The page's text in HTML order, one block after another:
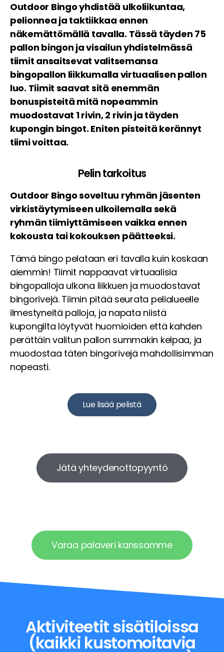
Outdoor Bingo yhdistää ulkoliikuntaa,
pelionnea ja taktiikkaa ennen
näkemättömällä tavalla. Tässä täyden 75
pallon bingon ja visailun yhdistelmässä
tiimit ansaitsevat valitsemansa
bingopallon liikkumalla virtuaalisen pallon
luo. Tiimit saavat sitä enemmän
bonuspisteitä mitä nopeammin
muodostavat 1 rivin, 2 rivin ja täyden
kupongin bingot. Eniten pisteitä kerännyt
tiimi voittaa.
Pelin tarkoitus
Outdoor Bingo soveltuu ryhmän jäsenten
virkistäytymiseen ulkoilemalla sekä
ryhmän tiimiyttämiseen vaikka ennen
kokousta tai kokouksen päätteeksi.
Tämä bingo pelataan eri tavalla kuin koskaan
aiemmin! Tiimit nappaavat virtuaalisia
bingopalloja ulkona liikkuen ja muodostavat
bingorivejä. Tiimin pitää seurata pelialueelle
ilmestyneitä palloja, ja napata niistä
kupongilta löytyvät huomioiden että kahden
perättäin valitun pallon summakin kelpaa, ja
muodostaa täten bingorivejä mahdollisimman
nopeasti.
Lue lisää pelistä
Jätä yhteydenottopyyntö
Varaa palaveri kanssamme
Aktiviteetit sisätiloissa
(kaikki kustomoitavia